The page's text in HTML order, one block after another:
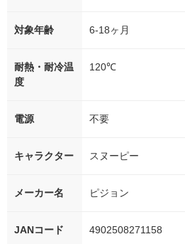
対象年齢 6-18ヶ月
耐熱・耐冷温
度
120℃
電源 不要
キャラクター スヌーピー
メーカー名 ピジョン
JANコード 4902508271158